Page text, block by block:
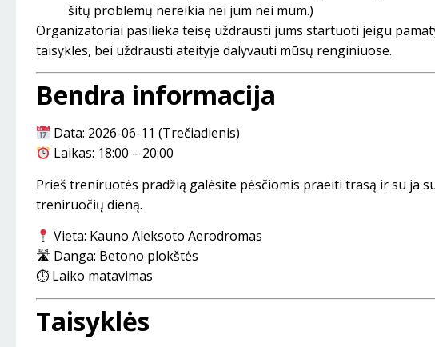
šitų problemų nereikia nei jum nei mum.)
Organizatoriai pasilieka teisę uždrausti jums startuoti jeigu
taisyklės, bei uždrausti ateityje dalyvauti mūsų renginiuose.
Bendra informacija
Data: 2026-06-11 (Trečiadienis)
Laikas: 18:00 – 20:00
Prieš treniruotės pradžią galėsite pėsčiomis praeiti trasą ir su ja
treniruočių dieną.
Vieta: Kauno Aleksoto Aerodromas
🛣 Danga: Betono plokštės
⏱ Laiko matavimas
Taisyklės